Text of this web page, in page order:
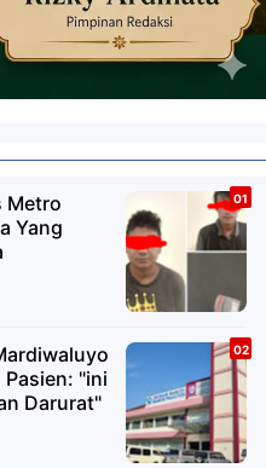
Metro
Yang
Pasien: "ini
Darurat"